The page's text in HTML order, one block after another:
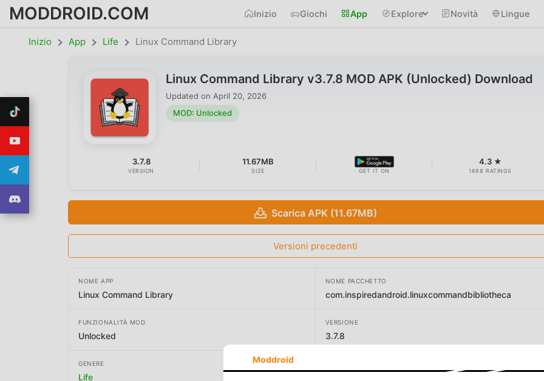
MODDROID.COM Inizio Giochi App Explore Novità Lingue
Inizio App Life Linux Command Library
Linux Command Library v3.7.8 MOD APK (Unlocked) Download
Updated on April 20, 2026
MOD: Unlocked
3.7.8
VERSION
11.67MB
SIZE GET IT ON
4.3 ★
1698 RATINGS
Scarica APK (11.67MB)
Versioni precedenti
NOME APP
Linux Command Library
NOME PACCHETTO
com.inspiredandroid.linuxcommandbibliotheca
FUNZIONALITÀ MOD
Unlocked
VERSIONE
3.7.8
GENERE
Life
Moddroid